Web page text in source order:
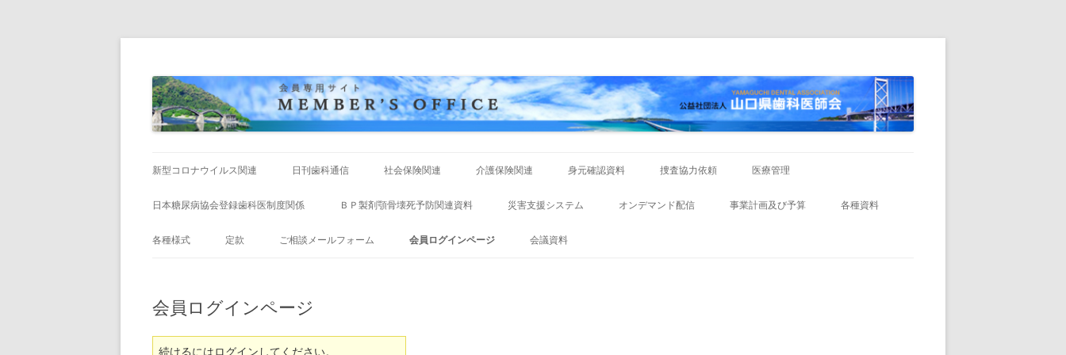
ツ
へ
キ
ッ
新型コロナウイルス関連 日刊歯科通信
令和８年度
令和７年度
令和５年度
令和４年度
社会保険関連
保険だより
保険請求事務の手引き
介護保険関連 身元確認資料 捜査協力依頼 医療管理
日本糖尿病協会登録歯科医制度関係 ＢＰ製剤顎骨壊死予防関連資料 災害支援システム オンデマンド配信 事業計画及び予算 各種資料
各種様式 定款 ご相談メールフォーム 会員ログインページ 会議資料
会員ログインページ
続けるにはログインしてください。